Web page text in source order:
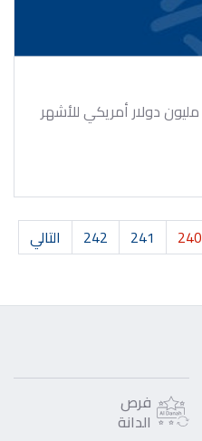
أرباح قيـاسية لبنك الخليـج : 263 مليون دولار أمريكي للأشهر
240
241
242 التالي
فرص
الدانة